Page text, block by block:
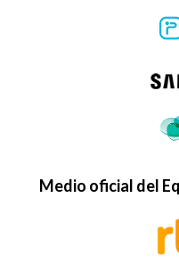
Medio oficial del